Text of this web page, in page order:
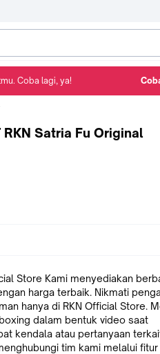
RKN Satria Fu Original
Store Kami menyediakan
harga terbaik. Nikmati
di RKN Official Store. Mohon
dalam bentuk video saat
kendala atau pertanyaan
tim kami melalui fitur
Coba lagi, ya!